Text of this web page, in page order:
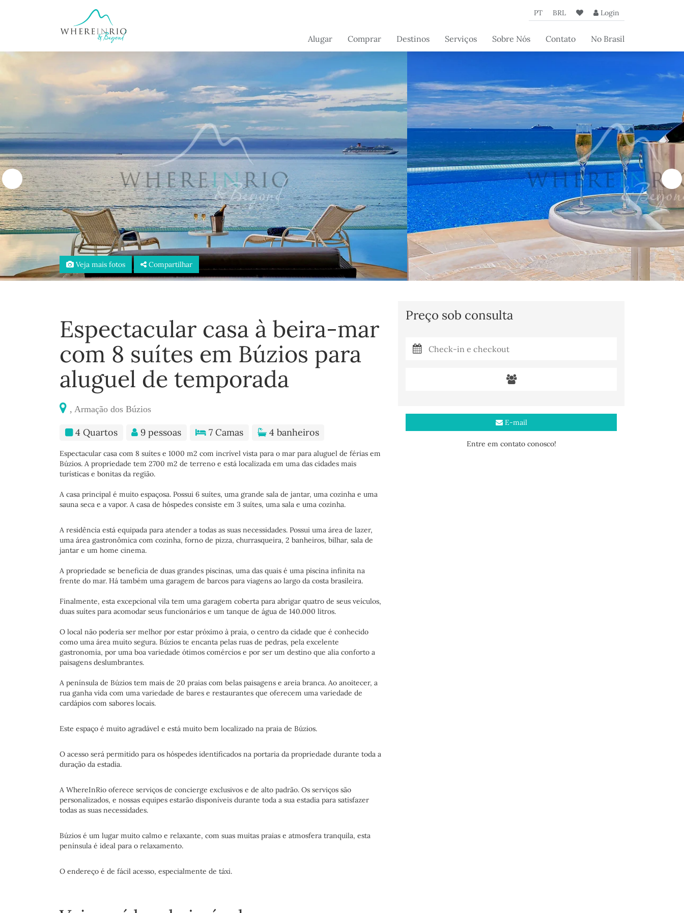
PT BRL Login
Alugar Comprar
Suíça
Portugal - em
breve
France - em
breve
Destinos
Portugal
Serviços
Serviços aos
proprietários
Sobre Nós
Parceiros
Artigos da
Beyond
Contato No Brasil
Veja mais fotos Compartilhar
Espectacular casa à beira-mar
com 8 suítes em Búzios para
aluguel de temporada
, Armação dos Búzios
4 Quartos 9 pessoas 7 Camas 4 banheiros
Espectacular casa com 8 suítes e 1000 m2 com incrível vista para o mar para aluguel de férias em
Búzios. A propriedade tem 2700 m2 de terreno e está localizada em uma das cidades mais
turísticas e bonitas da região.
A casa principal é muito espaçosa. Possui 6 suítes, uma grande sala de jantar, uma cozinha e uma
sauna seca e a vapor. A casa de hóspedes consiste em 3 suítes, uma sala e uma cozinha.
A residência está equipada para atender a todas as suas necessidades. Possui uma área de lazer,
uma área gastronômica com cozinha, forno de pizza, churrasqueira, 2 banheiros, bilhar, sala de
jantar e um home cinema.
A propriedade se beneficia de duas grandes piscinas, uma das quais é uma piscina infinita na
frente do mar. Há também uma garagem de barcos para viagens ao largo da costa brasileira.
Finalmente, esta excepcional vila tem uma garagem coberta para abrigar quatro de seus veículos,
duas suítes para acomodar seus funcionários e um tanque de água de 140.000 litros.
O local não poderia ser melhor por estar próximo à praia, o centro da cidade que é conhecido
como uma área muito segura. Búzios te encanta pelas ruas de pedras, pela excelente
gastronomia, por uma boa variedade ótimos comércios e por ser um destino que alia conforto a
paisagens deslumbrantes.
A península de Búzios tem mais de 20 praias com belas paisagens e areia branca. Ao anoitecer, a
rua ganha vida com uma variedade de bares e restaurantes que oferecem uma variedade de
cardápios com sabores locais.
Este espaço é muito agradável e está muito bem localizado na praia de Búzios.
O acesso será permitido para os hóspedes identificados na portaria da propriedade durante toda a
duração da estadia.
A WhereInRio oferece serviços de concierge exclusivos e de alto padrão. Os serviços são
personalizados, e nossas equipes estarão disponíveis durante toda a sua estadia para satisfazer
todas as suas necessidades.
Búzios é um lugar muito calmo e relaxante, com suas muitas praias e atmosfera tranquila, esta
península é ideal para o relaxamento.
O endereço é de fácil acesso, especialmente de táxi.
Preço sob consulta
E-mail
Entre em contato conosco!